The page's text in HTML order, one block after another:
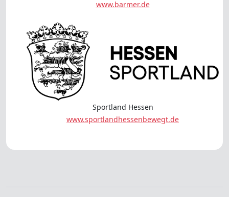
www.barmer.de
Sportland Hessen
www.sportlandhessenbewegt.de